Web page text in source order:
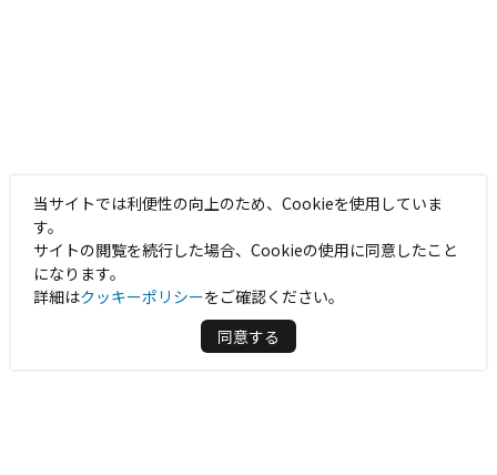
当サイトでは利便性の向上のため、Cookieを使用していま
す。
サイトの閲覧を続行した場合、Cookieの使用に同意したこと
になります。
詳細はクッキーポリシーをご確認ください。
同意する